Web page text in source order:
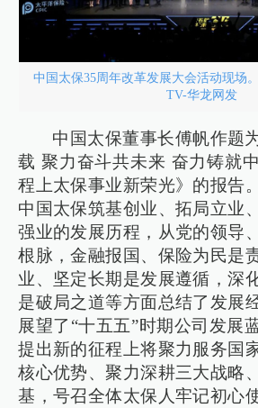
中国太保35周年改革发展大会活动现场
TV-华龙网发
中国太保董事长傅帆作题
载 聚力奋斗共未来 奋力铸就
程上太保事业新荣光》的报告
中国太保筑基创业、拓局立业
强业的发展历程，从党的领导
根脉，金融报国、保险为民是
业、坚定长期是发展遵循，深
是破局之道等方面总结了发展
展望了“十五五”时期公司发展
提出新的征程上将聚力服务国
核心优势、聚力深耕三大战略
基，号召全体太保人牢记初心